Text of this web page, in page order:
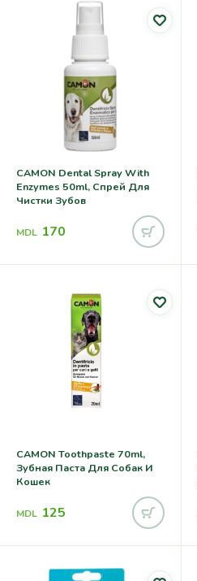
CAMON Dental Spray With
Enzymes 50ml, Спрей Для
Чистки Зубов
MDL 170
CAMON Toothpaste 70ml,
Зубная Паста Для Собак И
Кошек
MDL 125